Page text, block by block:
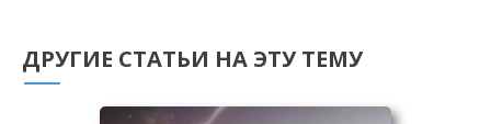
ДРУГИЕ СТАТЬИ НА ЭТУ ТЕМУ